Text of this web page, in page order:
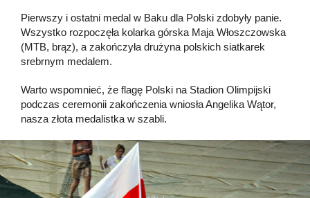
Pierwszy i ostatni medal w Baku dla Polski zdobyły panie.
Wszystko rozpoczęła kolarka górska Maja Włoszczowska
(MTB, brąz), a zakończyła drużyna polskich siatkarek
srebrnym medalem.
Warto wspomnieć, że flagę Polski na Stadion Olimpijski
podczas ceremonii zakończenia wniosła Angelika Wątor,
nasza złota medalistka w szabli.